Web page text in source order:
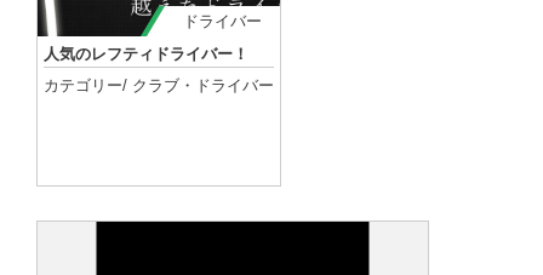
ドライバー
人気のレフティドライバー！
カテゴリー/ クラブ ・ ドライバー